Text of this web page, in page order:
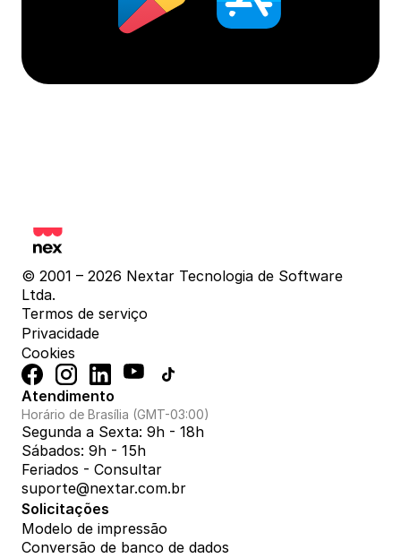
© 2001 – 2026 Nextar Tecnologia de Software
Ltda.
Termos de serviço
Privacidade
Cookies
Atendimento
Horário de Brasília (GMT-03:00)
Segunda a Sexta: 9h - 18h
Sábados: 9h - 15h
Feriados - Consultar
suporte@nextar.com.br
Solicitações
Modelo de impressão
Conversão de banco de dados